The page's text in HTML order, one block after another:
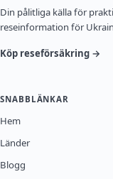
Din pålitliga källa för
reseinformation för
Köp reseförsäkring →
SNABBLÄNKAR
Hem
Länder
Blogg